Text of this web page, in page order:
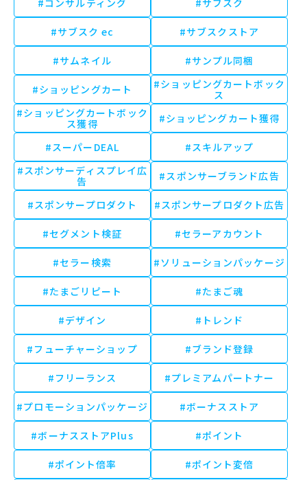
#コンサルティング #サブスク
#サブスク ec #サブスクストア
#サムネイル #サンプル同梱
#ショッピングカート
#ショッピングカートボック
ス
#ショッピングカートボック
ス獲得
#ショッピングカート獲得
#スーパーDEAL
#スキルアップ
#スポンサーディスプレイ広
告
#スポンサーブランド広告
#スポンサープロダクト #スポンサープロダクト広告
#セグメント検証 #セラーアカウント
#セラー検索 #ソリューションパッケージ
#たまごリピート #たまご魂
#デザイン #トレンド
#フューチャーショップ #ブランド登録
#フリーランス #プレミアムパートナー
#プロモーションパッケージ #ボーナスストア
#ボーナスストアPlus #ポイント
#ポイント倍率 #ポイント変倍